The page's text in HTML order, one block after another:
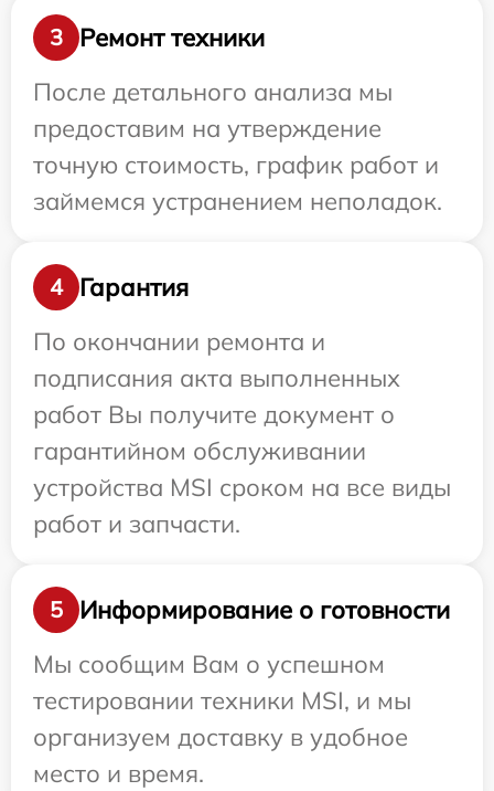
3
Ремонт техники
После детального анализа мы
предоставим на утверждение
точную стоимость, график работ и
займемся устранением неполадок.
4
Гарантия
По окончании ремонта и
подписания акта выполненных
работ Вы получите документ о
гарантийном обслуживании
устройства MSI сроком на все виды
работ и запчасти.
5
Информирование о готовности
Мы сообщим Вам о успешном
тестировании техники MSI, и мы
организуем доставку в удобное
место и время.